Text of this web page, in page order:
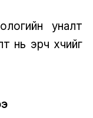
уналт
нь эрч хүчийг